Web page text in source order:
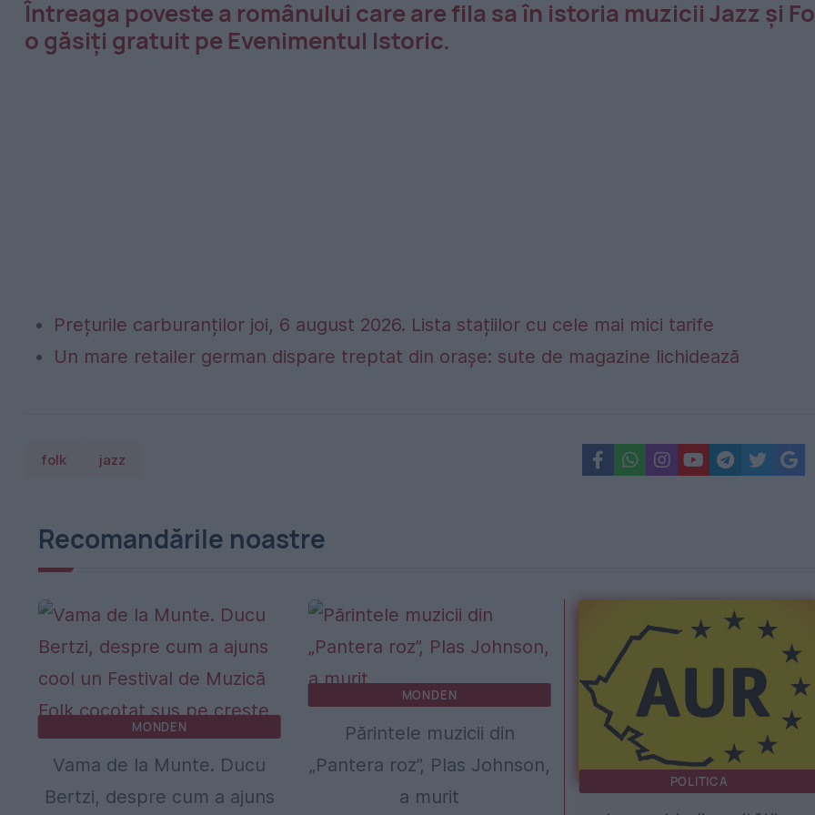
Întreaga poveste a românului care are fila sa în istoria muzicii Jazz și
o găsiți gratuit pe Evenimentul Istoric.
Prețurile carburanților joi, 6 august 2026. Lista stațiilor cu cele mai mici tarife
Un mare retailer german dispare treptat din orașe: sute de magazine lichidează
folk jazz
Recomandările noastre
MONDEN
Vama de la Munte. Ducu
Bertzi, despre cum a ajuns
MONDEN
Părintele muzicii din
„Pantera roz”, Plas Johnson,
a murit
POLITICA